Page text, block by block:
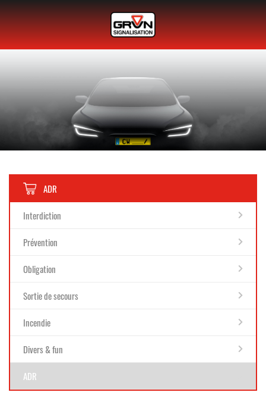
ADR
Interdiction
Prévention
Obligation
Sortie de secours
Incendie
Divers & fun
ADR